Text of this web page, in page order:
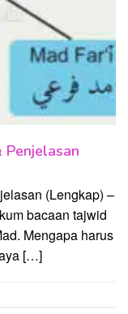
Penjelasan
(Lengkap) –
bacaan tajwid
Mengapa harus
[…]